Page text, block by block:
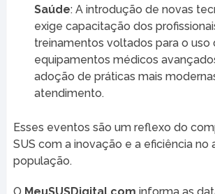
Saúde: A introdução de novas
exige capacitação dos
treinamentos voltados para o uso
equipamentos médicos
adoção de práticas mais
atendimento.
Esses eventos são um reflexo do
SUS com a inovação e a eficiência no
população.